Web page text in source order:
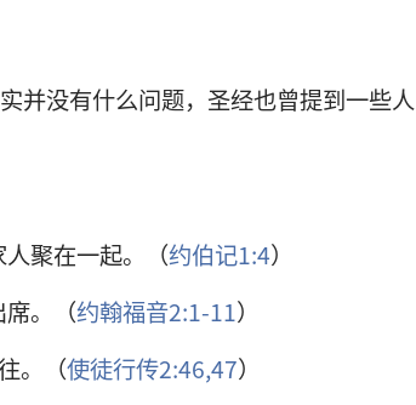
并没有什么问题，圣经也曾提到一些人
聚在一起。（约伯记1:4）
。（约翰福音2:1-11）
。（使徒行传2:46,47）